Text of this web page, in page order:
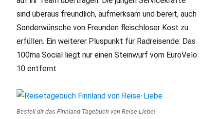
sind überaus freundlich, aufmerksam und bereit, auch
Sonderwünsche von Freunden fleischloser Kost zu
erfüllen. Ein weiterer Pluspunkt für Radreisende: Das
100ma Social liegt nur einen Steinwurf vom EuroVelo
10 entfernt.
Bestell dir das Finnland-Tagebuch von Reise-Liebe!